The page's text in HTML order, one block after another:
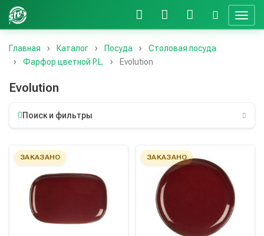
Главная Каталог Посуда
Столовая посуда
Фарфор цветной P.L.
Evolution
Evolution
Поиск и фильтры
ЗАКАЗАНО ЗАКАЗАНО